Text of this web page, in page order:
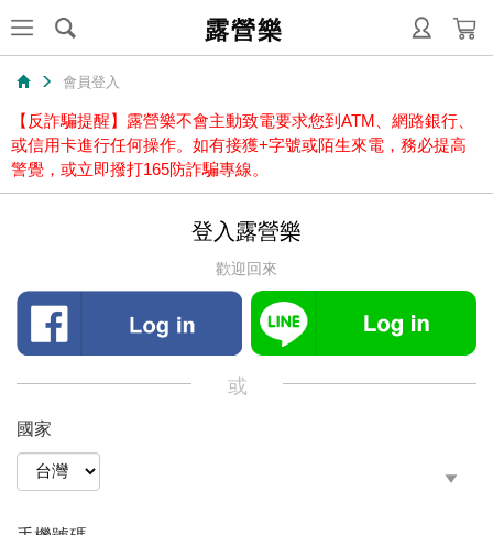
露營樂
會員登入
【反詐騙提醒】露營樂不會主動致電要求您到ATM、網路銀行、
或信用卡進行任何操作。如有接獲+字號或陌生來電，務必提高
警覺，或立即撥打165防詐騙專線。
登入露營樂
歡迎回來
或
國家